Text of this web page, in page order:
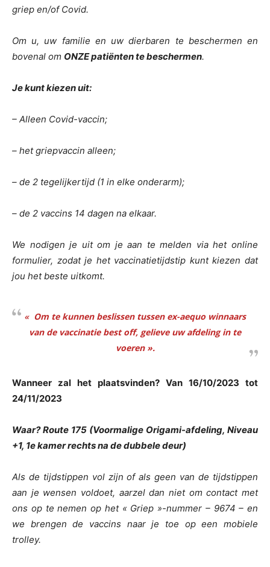
griep en/of Covid.
Om u, uw familie en uw dierbaren te beschermen en
bovenal om ONZE patiënten te beschermen.
Je kunt kiezen uit:
– Alleen Covid-vaccin;
– het griepvaccin alleen;
– de 2 tegelijkertijd (1 in elke onderarm);
– de 2 vaccins 14 dagen na elkaar.
We nodigen je uit om je aan te melden via het online
formulier, zodat je het vaccinatietijdstip kunt kiezen dat
jou het beste uitkomt.
« Om te kunnen beslissen tussen ex-aequo winnaars
van de vaccinatie best off, gelieve uw afdeling in te
voeren ».
Wanneer zal het plaatsvinden? Van 16/10/2023 tot
24/11/2023
Waar? Route 175 (Voormalige Origami-afdeling, Niveau
+1, 1e kamer rechts na de dubbele deur)
Als de tijdstippen vol zijn of als geen van de tijdstippen
aan je wensen voldoet, aarzel dan niet om contact met
ons op te nemen op het « Griep »-nummer – 9674 – en
we brengen de vaccins naar je toe op een mobiele
trolley.